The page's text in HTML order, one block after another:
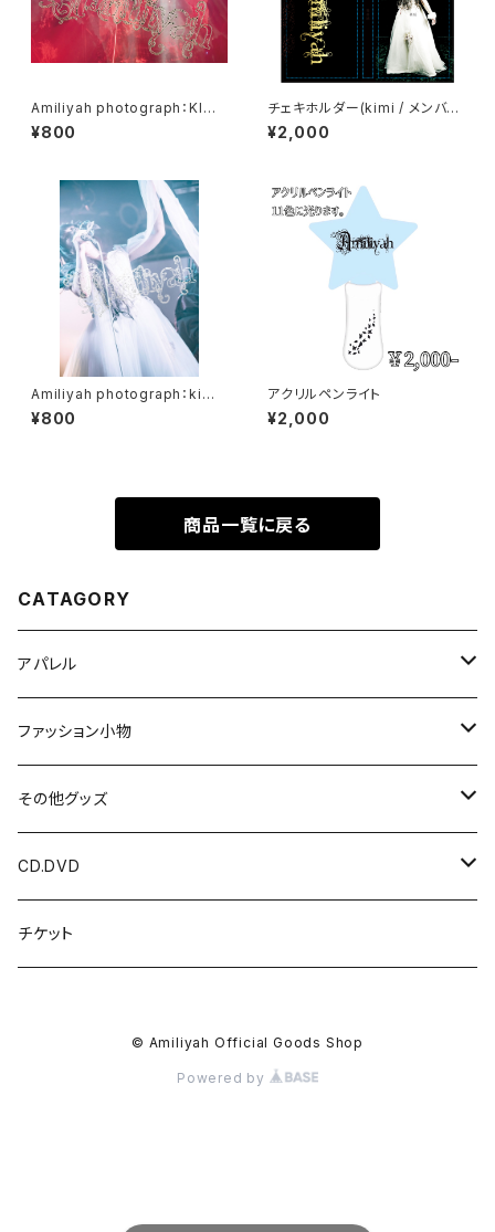
Amiliyah photograph：KIMI
No.1～No.8
¥800
チェキホルダー(kimi / メンバー
集合)
¥2,000
Amiliyah photograph：kimi
No.11～20
¥800
アクリルペンライト
¥2,000
商品一覧に戻る
CATAGORY
アパレル
Tシャツ
光 / 闇の国
HIDDEN DOOR
パーカー
ファッション小物
HIDDEN DOOR
LUNA ET SOL
アクセサリー
その他グッズ
アクリルキーホルダー
チェキ
CD.DVD
CDアルバム
チケット
© Amiliyah Official Goods Shop
Powered by